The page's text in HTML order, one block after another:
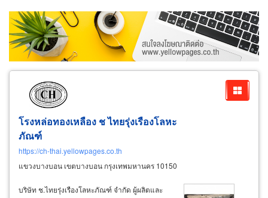
ขายส่ง ขายปลีก ผู้ผลิต
ตัวแทนจัดจำหน่าย
ผู้ส่งออก/นำเข้า
ธุรกิจบริการ
โรงหล่อทองเหลือง ช ไทยรุ่งเรืองโลหะ
ภัณฑ์
https://ch-thai.yellowpages.co.th
แขวงบางบอน เขตบางบอน กรุงเทพมหานคร 10150
บริษัท ช.ไทยรุ่งเรืองโลหะภัณฑ์ จำกัด ผู้ผลิตและ